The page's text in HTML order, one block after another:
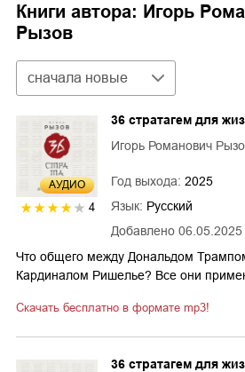
Книги автора: Игорь
Рызов
Сортировка
сначала новые
AУДИО
4
Добавлено 06.05.2025
36 стратагем для
Игорь Романович
Год выхода: 2025
Язык: Русский
Что общего между Дональдом
Кардиналом Ришелье? Все они
Скачать бесплатно в формате mp3!
36 стратагем для